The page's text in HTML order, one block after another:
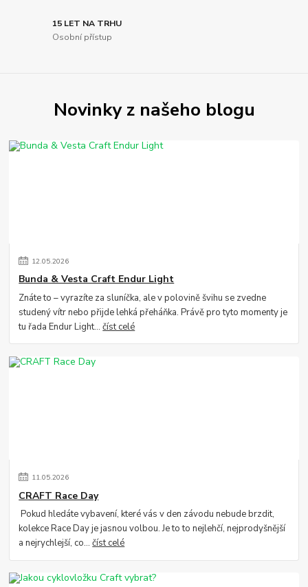
15 LET NA TRHU
Osobní přístup
Novinky z našeho blogu
12.05.2026
Bunda & Vesta Craft Endur Light
Znáte to – vyrazíte za sluníčka, ale v polovině švihu se zvedne
studený vítr nebo přijde lehká přeháňka. Právě pro tyto momenty je
tu řada Endur Light...číst celé
11.05.2026
CRAFT Race Day
Pokud hledáte vybavení, které vás v den závodu nebude brzdit,
kolekce Race Day je jasnou volbou. Je to to nejlehčí, nejprodyšnější
a nejrychlejší, co...číst celé